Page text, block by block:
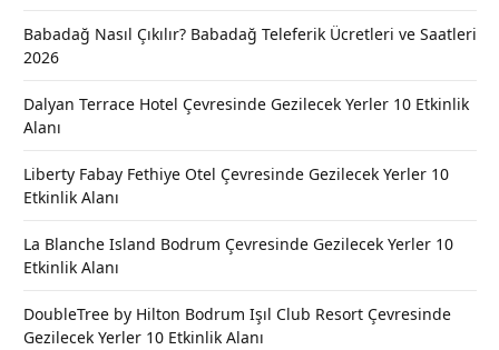
Babadağ Nasıl Çıkılır? Babadağ Teleferik Ücretleri ve Saatleri
2026
Dalyan Terrace Hotel Çevresinde Gezilecek Yerler 10 Etkinlik
Alanı
Liberty Fabay Fethiye Otel Çevresinde Gezilecek Yerler 10
Etkinlik Alanı
La Blanche Island Bodrum Çevresinde Gezilecek Yerler 10
Etkinlik Alanı
DoubleTree by Hilton Bodrum Işıl Club Resort Çevresinde
Gezilecek Yerler 10 Etkinlik Alanı